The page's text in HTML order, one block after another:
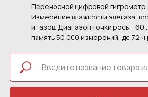
Переносной цифровой гигрометр.
Измерение влажности элегаза,
и газов. Диапазон точки росы
память 50 000 измерений, до 72 ч